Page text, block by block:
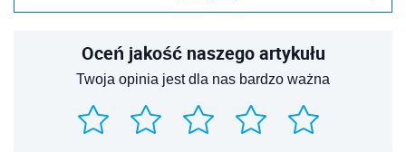
Oceń jakość naszego artykułu
Twoja opinia jest dla nas bardzo ważna